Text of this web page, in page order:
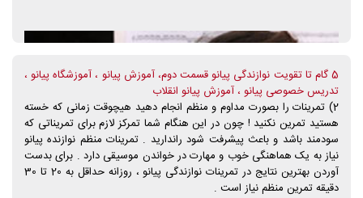
5 گام تا تقویت نوازندگی پیانو قسمت دوم، آموزش پیانو ، آموزشگاه پیانو ،
تدریس خصوصی پیانو ، آموزش پیانو انقلاب
2) تمرینات را بصورت مداوم و منظم انجام دهید هیچوقت زمانی که خسته
هستید تمرین نکنید ! چون در این هنگام شما تمرکز لازم برای تمریناتی که
سودمند باشد و باعث پیشرفت شود راندارید . تمرینات منظم نوازنده پیانو
نیاز به یک هماهنگی خوب و مهارت در خواندن موسیقی دارد . برای بدست
آوردن بهترین نتایج در تمرینات نوازندگی پیانو ، روزانه حداقل به 20 تا 30
دقیقه تمرین منظم نیاز است .